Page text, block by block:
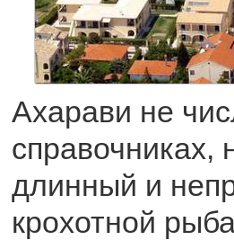
Ахарави не
справочниках,
длинный и
крохотной